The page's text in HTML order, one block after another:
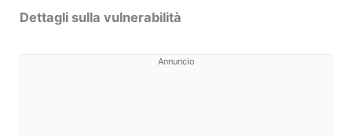
Dettagli sulla vulnerabilità
Annuncio